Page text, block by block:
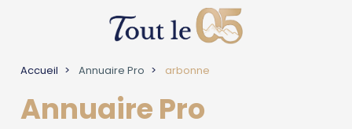
Accueil Annuaire Pro arbonne
Annuaire Pro